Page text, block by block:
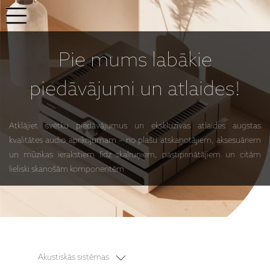
Pie mumslabākie
piedāvājumi un atlaides!
Atklājiet svētku piedāvājumus un ekskluzīvas atlaides augstas
kvalitātes audio aprīkojumam – no plašu atskaņotājiem, aksesuāriem
un mūzikas ierakstiem līdz skaļruņiem, pastiprinātājiem un citām
lieliski skanošām komponentēm
Akustiskās sistēmas